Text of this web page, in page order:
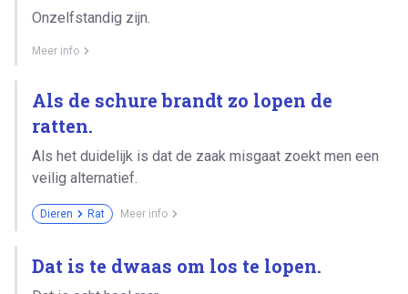
Onzelfstandig zijn.
Meer info
Als de schure brandt zo lopen de
ratten.
Als het duidelijk is dat de zaak misgaat zoekt men een
veilig alternatief.
Dieren Rat Meer info
Dat is te dwaas om los te lopen.